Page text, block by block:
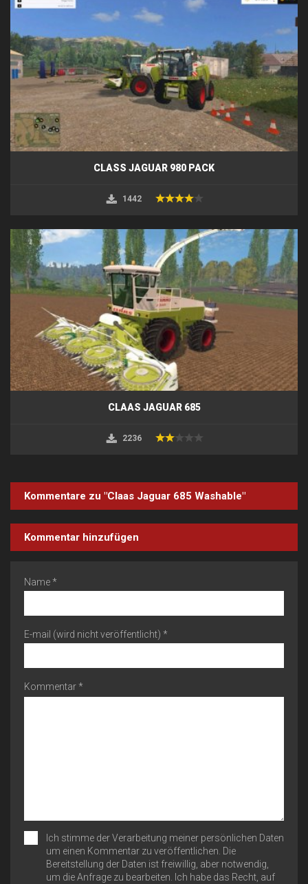
CLASS JAGUAR 980 PACK
1442
CLAAS JAGUAR 685
2236
Kommentare zu "Claas Jaguar 685 Washable"
Kommentar hinzufügen
Name *
E-mail (wird nicht veröffentlicht) *
Kommentar *
Ich stimme der Verarbeitung meiner persönlichen Daten
um einen Kommentar zu veröffentlichen. Die
Bereitstellung der Daten ist freiwillig, aber notwendig,
um die Anfrage zu bearbeiten. Ich habe das Recht, auf